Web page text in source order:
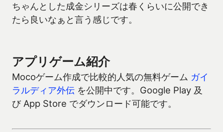
ちゃんとした成金シリーズは春くらいに公開でき
たら良いなぁと言う感じです。
アプリゲーム紹介
Mocoゲーム作成で比較的人気の無料ゲーム ガイ
ラルディア外伝 を公開中です。Google Play 及
び App Store でダウンロード可能です。